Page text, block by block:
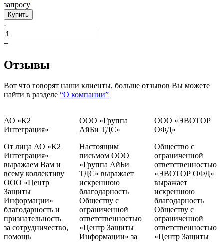
запросу
Купить
-
+
Отзывы
Вот что говорят наши клиенты, больше отзывов Вы можете
найти в разделе “О компании”
АО «К2
Интеграция»
От лица АО «К2
Интеграция»
выражаем Вам и
всему коллективу
ООО «Центр
Защиты
Информации»
благодарность и
признательность
за сотрудничество,
помощь
ООО «Группа
АйБи ТДС»
Настоящим
письмом ООО
«Группа АйБи
ТДС» выражает
искреннюю
благодарность
Обществу с
ограниченной
ответственностью
«Центр Защиты
Информации» за
ООО «ЭВОТОР
ОФД»
Общество с
ограниченной
ответственностью
«ЭВОТОР ОФД»
выражает
искреннюю
благодарность
Обществу с
ограниченной
ответственностью
«Центр Защиты